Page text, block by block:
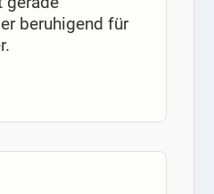
beruhigend für